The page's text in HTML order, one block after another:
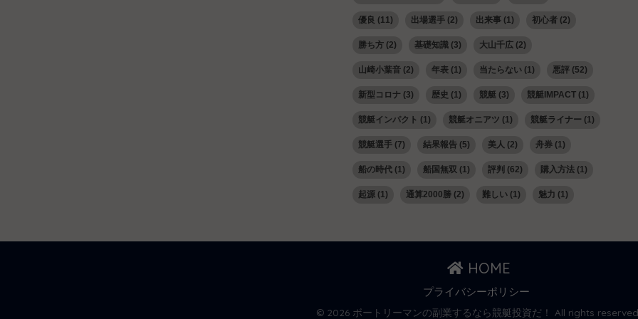
優良 (11) 出場選手 (2) 出来事 (1) 初心者 (2)
勝ち方 (2) 基礎知識 (3) 大山千広 (2)
山崎小葉音 (2) 年表 (1) 当たらない (1) 悪評 (52)
新型コロナ (3) 歴史 (1) 競艇 (3) 競艇IMPACT (1)
競艇インパクト (1) 競艇オニアツ (1) 競艇ライナー (1)
競艇選手 (7) 結果報告 (5) 美人 (2) 舟券 (1)
船の時代 (1) 船国無双 (1) 評判 (62) 購入方法 (1)
起源 (1) 通算2000勝 (2) 難しい (1) 魅力 (1)
HOME
プライバシーポリシー
© 2026 ボートリーマンの副業するなら競艇投資だ！ All rights